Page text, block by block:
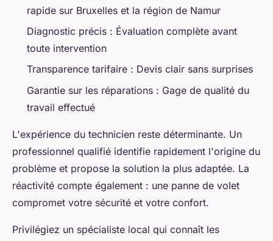
rapide sur Bruxelles et la région de Namur
Diagnostic précis : Évaluation complète avant
toute intervention
Transparence tarifaire : Devis clair sans surprises
Garantie sur les réparations : Gage de qualité du
travail effectué
L'expérience du technicien reste déterminante. Un
professionnel qualifié identifie rapidement l'origine du
problème et propose la solution la plus adaptée. La
réactivité compte également : une panne de volet
compromet votre sécurité et votre confort.
Privilégiez un spécialiste local qui connaît les